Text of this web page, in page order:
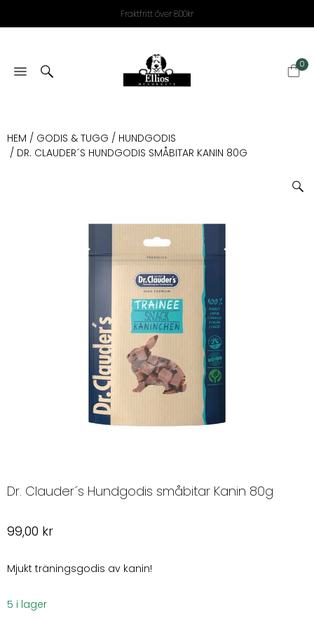
Fraktfritt över 800kr
0
HEM / GODIS & TUGG / HUNDGODIS
/ DR. CLAUDER´S HUNDGODIS SMÅBITAR KANIN 80G
Dr. Clauder´s Hundgodis småbitar Kanin 80g
99,00 kr
Mjukt träningsgodis av kanin!
5 i lager